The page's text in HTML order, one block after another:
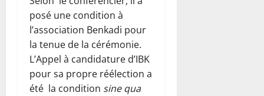
posé une condition à
l’association Benkadi pour
la tenue de la cérémonie.
L’Appel à candidature d’IBK
pour sa propre réélection a
été la condition sine qua